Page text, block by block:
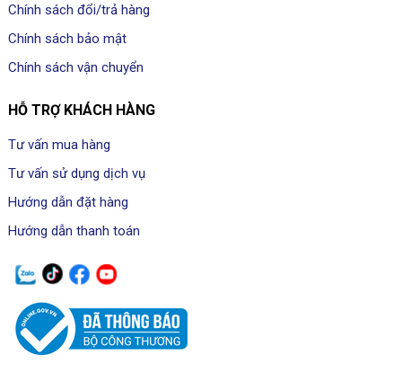
Chính sách đổi/trả hàng
Chính sách bảo mật
Chính sách vận chuyển
HỖ TRỢ KHÁCH HÀNG
Tư vấn mua hàng
Tư vấn sử dụng dịch vụ
Hướng dẫn đặt hàng
Hướng dẫn thanh toán